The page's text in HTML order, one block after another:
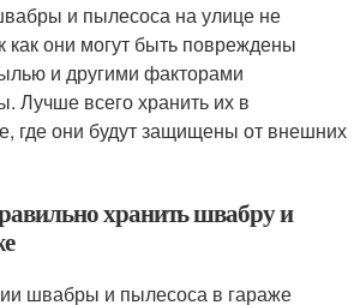
и пылесоса на улице не
как они могут быть повреждены
и другими факторами
Лучше всего хранить их в
где они будут защищены от внешних
хранить швабру и
швабры и пылесоса в гараже